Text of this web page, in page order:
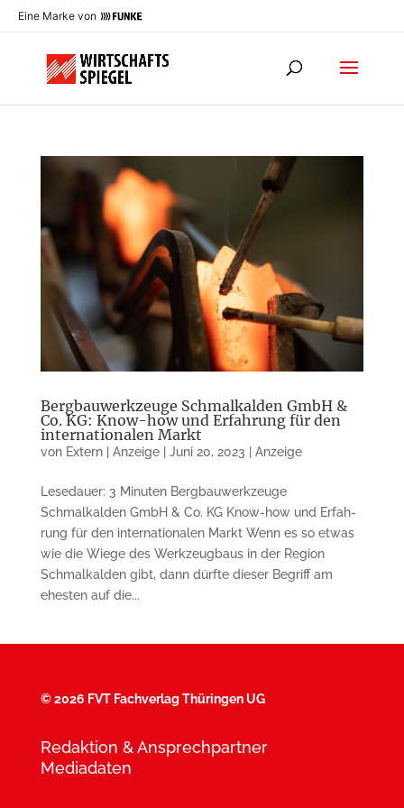
Eine Marke von
Bergbauwerkzeuge Schmalkalden GmbH &
Co. KG: Know-how und Erfahrung für den
internationalen Markt
von Extern | Anzeige| Juni 20, 2023 Anzeige
Lesedauer: 3 Minuten Bergbauwerkzeuge
Schmalkalden GmbH & Co. KG Know-how und Erfah­
rung für den internatio­nalen Markt Wenn es so etwas
wie die Wiege des Werkzeugbaus in der Region
Schmal­kalden gibt, dann dürfte dieser Begriff am
ehesten auf die...
©2026 FVT Fachverlag Thüringen UG
Redaktion & Ansprechpartner
Mediadaten